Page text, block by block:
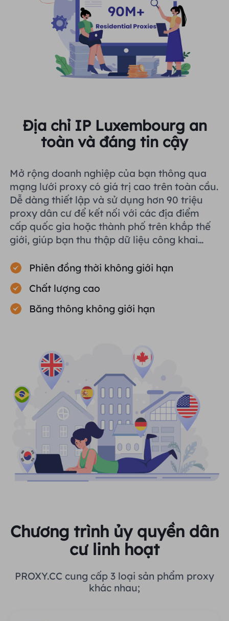
Địa chỉ IP Luxembourg an
toàn và đáng tin cậy
Mở rộng doanh nghiệp của bạn thông qua
mạng lưới proxy có giá trị cao trên toàn cầu.
Dễ dàng thiết lập và sử dụng hơn 90 triệu
proxy dân cư để kết nối với các địa điểm
cấp quốc gia hoặc thành phố trên khắp thế
giới, giúp bạn thu thập dữ liệu công khai
Phiên đồng thời không giới hạn
Chất lượng cao
Băng thông không giới hạn
Chương trình ủy quyền dân
cư linh hoạt
PROXY.CC cung cấp 3 loại sản phẩm proxy
khác nhau;